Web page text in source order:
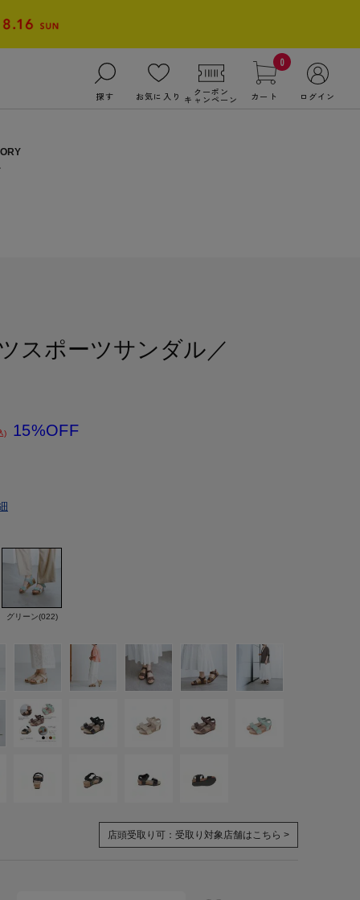
探す お気に入り クーポン
キャンペーン
0
カート ログイン
スポーツサンダル／
) 15%OFF
グリーン(022)
店頭受取り可： 受取り対象店舗はこちら >